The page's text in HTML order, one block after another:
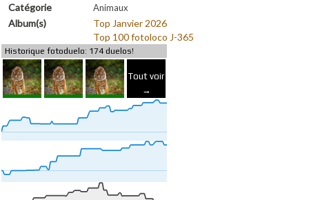
Catégorie Animaux
Album(s)
Top Janvier 2026
Top 100 fotoloco J-365
Historique fotoduelo: 174 duelos!
Tout voir
→